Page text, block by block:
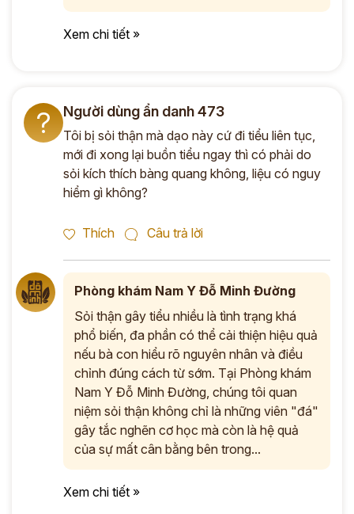
Xem chi tiết »
? Người dùng ẩn danh 473
Tôi bị sỏi thận mà dạo này cứ đi tiểu liên tục,
mới đi xong lại buồn tiểu ngay thì có phải do
sỏi kích thích bàng quang không, liệu có nguy
hiểm gì không?
Thích Câu trả lời
Phòng khám Nam Y Đỗ Minh Đường
Sỏi thận gây tiểu nhiều là tình trạng khá
phổ biến, đa phần có thể cải thiện hiệu quả
nếu bà con hiểu rõ nguyên nhân và điều
chỉnh đúng cách từ sớm. Tại Phòng khám
Nam Y Đỗ Minh Đường, chúng tôi quan
niệm sỏi thận không chỉ là những viên "đá"
gây tắc nghẽn cơ học mà còn là hệ quả
của sự mất cân bằng bên trong...
Xem chi tiết »